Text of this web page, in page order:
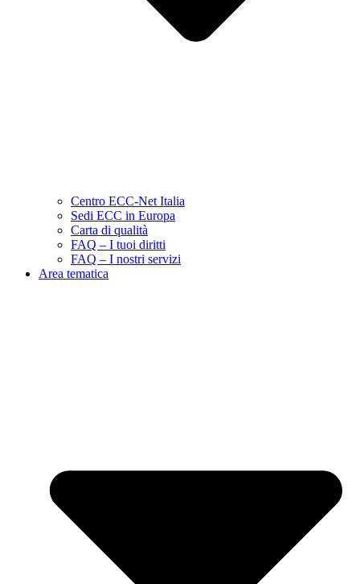
Centro ECC-Net Italia
Sedi ECC in Europa
Carta di qualità
FAQ – I tuoi diritti
FAQ – I nostri servizi
Area tematica